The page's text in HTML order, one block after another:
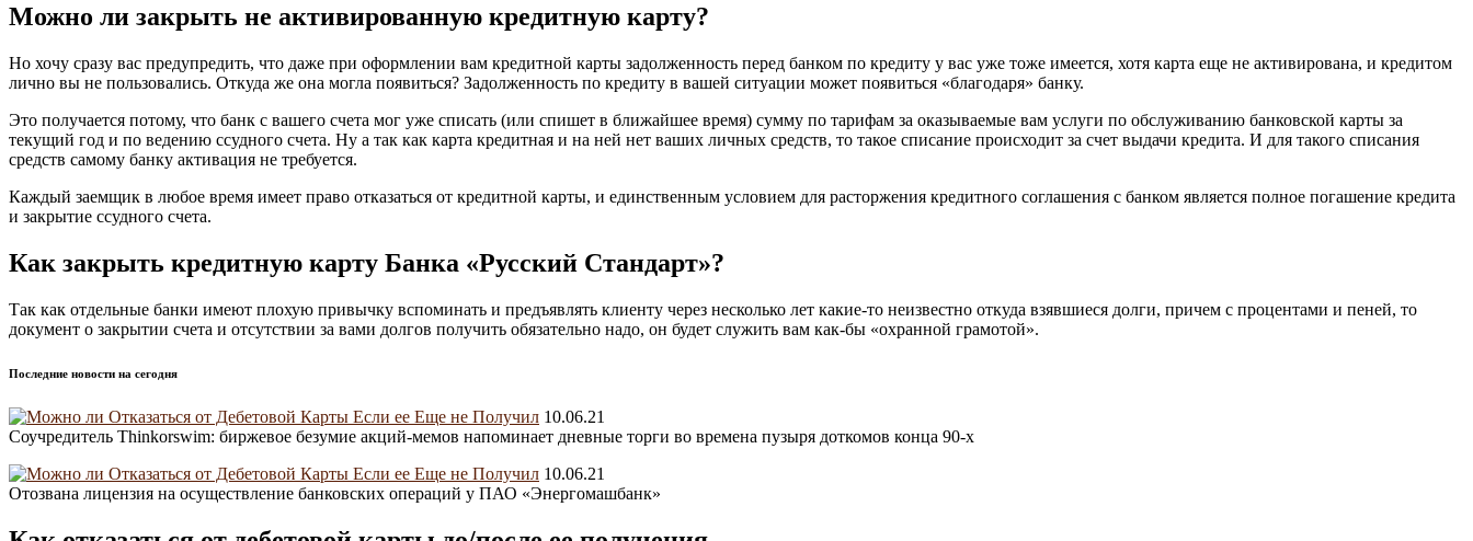
Можно ли закрыть не активированную кредитную карту?
Но хочу сразу вас предупредить, что даже при оформлении вам кредитной карты задолженность перед банком по кредиту у вас уже тоже имеется, хотя карта еще не активирована, и кредитом
лично вы не пользовались. Откуда же она могла появиться? Задолженность по кредиту в вашей ситуации может появиться «благодаря» банку.
Это получается потому, что банк с вашего счета мог уже списать (или спишет в ближайшее время) сумму по тарифам за оказываемые вам услуги по обслуживанию банковской карты за
текущий год и по ведению ссудного счета. Ну а так как карта кредитная и на ней нет ваших личных средств, то такое списание происходит за счет выдачи кредита. И для такого списания
средств самому банку активация не требуется.
Каждый заемщик в любое время имеет право отказаться от кредитной карты, и единственным условием для расторжения кредитного соглашения с банком является полное погашение кредита
и закрытие ссудного счета.
Как закрыть кредитную карту Банка «Русский Стандарт»?
Так как отдельные банки имеют плохую привычку вспоминать и предъявлять клиенту через несколько лет какие-то неизвестно откуда взявшиеся долги, причем с процентами и пеней, то
документ о закрытии счета и отсутствии за вами долгов получить обязательно надо, он будет служить вам как-бы «охранной грамотой».
Последние новости на сегодня
10.06.21
Соучредитель Thinkorswim: биржевое безумие акций-мемов напоминает дневные торги во времена пузыря доткомов конца 90-х
10.06.21
Отозвана лицензия на осуществление банковских операций у ПАО «Энергомашбанк»